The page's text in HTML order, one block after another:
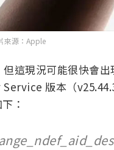
來源：Apple
這現況可能很快會出
版本（
：